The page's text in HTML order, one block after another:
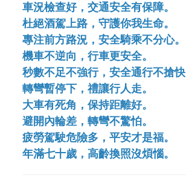
車況檢查好， 交通安全有保障。
杜絕酒駕上路， 守護你我生命。
專注前方路況 ， 安全騎乘不分心。
機車不逆向 ， 行車更安全。
秒數不足不強行， 安全通行不搶快
轉彎暫停下 ， 禮讓行人走。
大車有死角 ， 保持距離好。
避開內輪差 ， 轉彎不驚怕。
疲勞駕駛危險多 ， 平安才是福。
年滿七十歲 ， 高齡換照沒煩惱。